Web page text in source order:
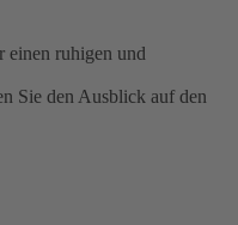
einen ruhigen und
Sie den Ausblick auf den